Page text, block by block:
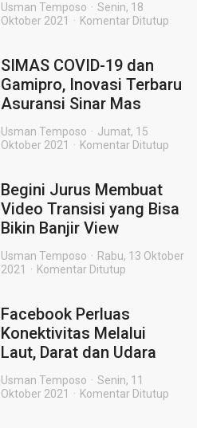
Usman Temposo
Senin, 18
Oktober 2021
Komentar Ditutup
SIMAS COVID-19 dan
Gamipro, Inovasi Terbaru
Asuransi Sinar Mas
Usman Temposo
Jumat, 15
Oktober 2021
Komentar Ditutup
Begini Jurus Membuat
Video Transisi yang Bisa
Bikin Banjir View
Usman Temposo
Rabu, 13 Oktober
2021
Komentar Ditutup
Facebook Perluas
Konektivitas Melalui
Laut, Darat dan Udara
Usman Temposo
Senin, 11
Oktober 2021
Komentar Ditutup